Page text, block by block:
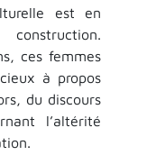
est en
ces femmes
à propos
du discours
l’altérité